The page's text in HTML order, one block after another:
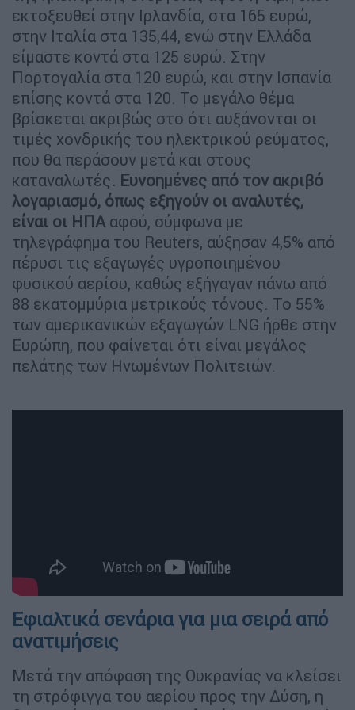
εκτοξευθεί στην Ιρλανδία, στα 165 ευρώ,
στην Ιταλία στα 135,44, ενώ στην Ελλάδα
είμαστε κοντά στα 125 ευρώ. Στην
Πορτογαλία στα 120 ευρώ, και στην Ισπανία
επίσης κοντά στα 120. Το μεγάλο θέμα
βρίσκεται ακριβώς στο ότι αυξάνονται οι
τιμές χονδρικής του ηλεκτρικού ρεύματος,
που θα περάσουν μετά και στους
καταναλωτές. Ευνοημένες από τον ακριβό
λογαριασμό, όπως εξηγούν οι αναλυτές,
είναι οι ΗΠΑαφού, σύμφωνα με
τηλεγράφημα του Reuters, αύξησαν 4,5% από
πέρυσι τις εξαγωγές υγροποιημένου
φυσικού αερίου, καθώς εξήγαγαν πάνω από
88 εκατομμύρια μετρικούς τόνους. Το 55%
των αμερικανικών εξαγωγών LNG ήρθε στην
Ευρώπη, που φαίνεται ότι είναι μεγάλος
πελάτης των Ηνωμένων Πολιτειών.
Εφιαλτικά σενάρια για μια σειρά από
ανατιμήσεις
Μετά την απόφαση της Ουκρανίας να κλείσει
τη στρόφιγγα του αερίου προς την Δύση, η